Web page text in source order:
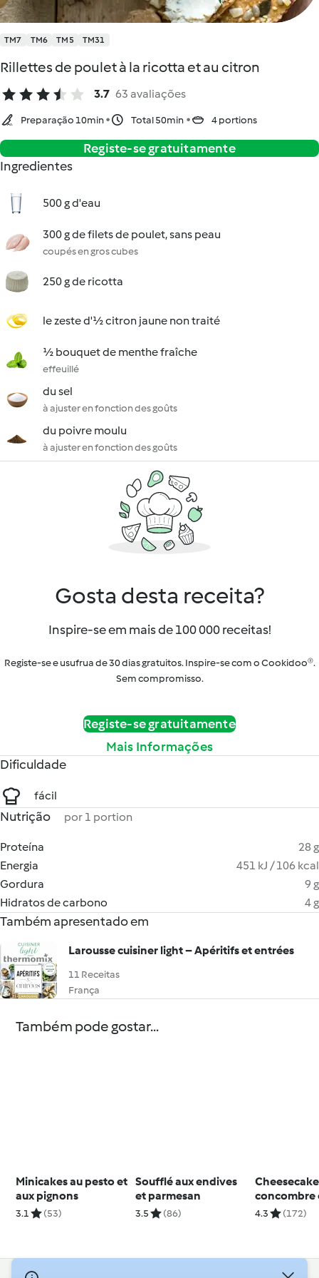
TM7 TM6 TM5 TM31
Rillettes de poulet à la ricotta et au citron
3.7 63 avaliações
Preparação 10min Total 50min 4 portions
Registe-se gratuitamente
Ingredientes
500 g d'eau
300 g de filets de poulet, sans peau
coupés en gros cubes
250 g de ricotta
le zeste d'½ citron jaune non traité
½ bouquet de menthe fraîche
effeuillé
du sel
à ajuster en fonction des goûts
du poivre moulu
à ajuster en fonction des goûts
Gosta desta receita?
Inspire-se em mais de 100 000 receitas!
Registe-se e usufrua de 30 dias gratuitos. Inspire-se com o Cookidoo®.
Sem compromisso.
Registe-se gratuitamente
Mais Informações
Dificuldade
fácil
Nutrição por 1 portion
Proteína
28 g
Energia
451 kJ / 106 kcal
Gordura
9 g
Hidratos de carbono
4 g
Também apresentado em
Larousse cuisiner light – Apéritifs et entrées
11 Receitas
França
Também pode gostar...
Minicakes au pesto et
aux pignons
3.1 (53)
Soufflé aux endives
et parmesan
3.5 (86)
Cheesecake
concombre
4.3 (172)